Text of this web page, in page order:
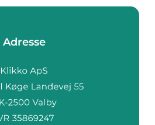
Adresse